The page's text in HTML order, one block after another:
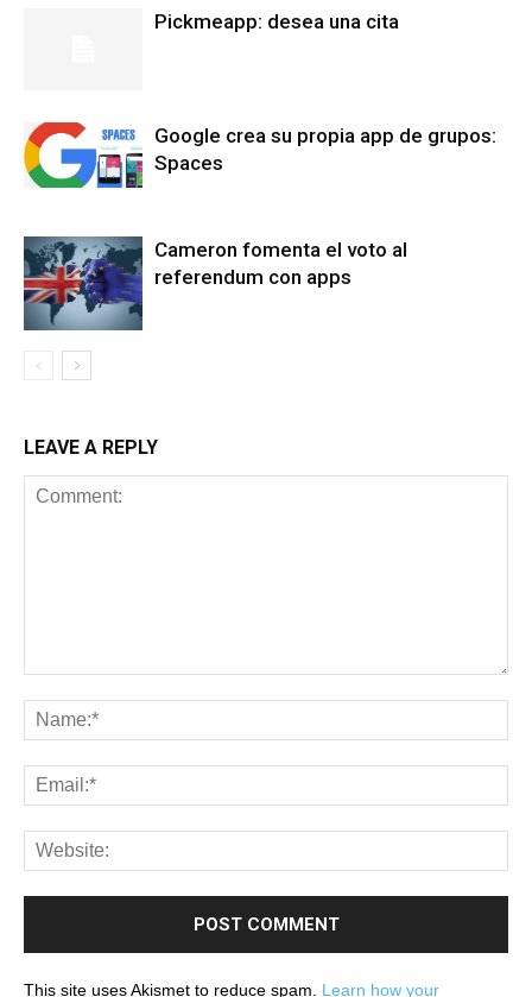
Pickmeapp: desea una cita
Google crea su propia app de grupos:
Spaces
Cameron fomenta el voto al
referendum con apps
LEAVE A REPLY
This site uses Akismet to reduce spam. Learn how your